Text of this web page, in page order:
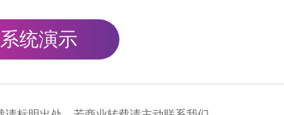
系统演示